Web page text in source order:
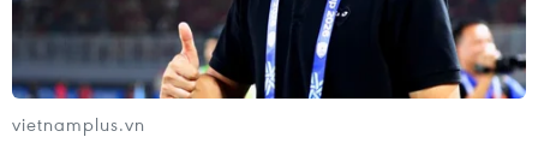
Dịch Ebola: Số ca tử vong ở châu Phi
tăng lên hơn 1.000 người
vietnamplus.vn